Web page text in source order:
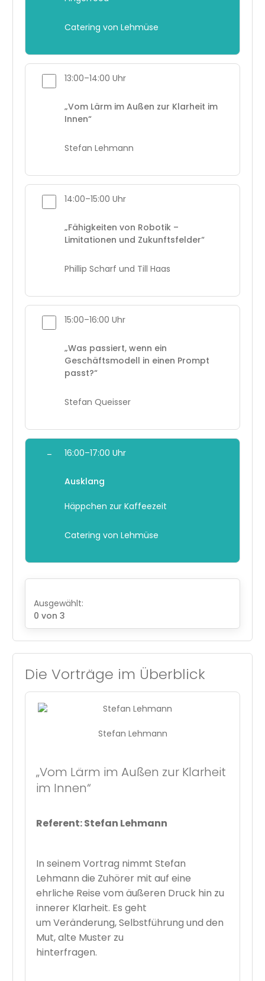
Catering von Lehmüse
13:00–14:00 Uhr
„Vom Lärm im Außen zur Klarheit im
Innen“
Stefan Lehmann
14:00–15:00 Uhr
„Fähigkeiten von Robotik –
Limitationen und Zukunftsfelder“
Phillip Scharf und Till Haas
15:00–16:00 Uhr
„Was passiert, wenn ein
Geschäftsmodell in einen Prompt
passt?“
Stefan Queisser
– 16:00–17:00 Uhr
Ausklang
Häppchen zur Kaffeezeit
Catering von Lehmüse
Ausgewählt:
0 von 3
Die Vorträge im Überblick
Stefan Lehmann
„Vom Lärm im Außen zur Klarheit
im Innen“
Referent: Stefan Lehmann
In seinem Vortrag nimmt Stefan
Lehmann die Zuhörer mit auf eine
ehrliche Reise vom äußeren Druck hin zu
innerer Klarheit. Es geht
um Veränderung, Selbstführung und den
Mut, alte Muster zu
hinterfragen.